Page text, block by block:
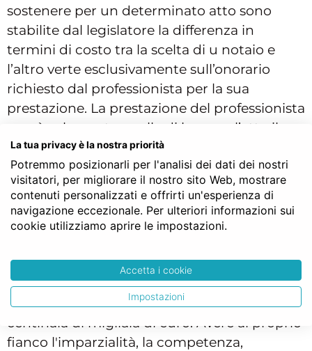
sostenere per un determinato atto sono
stabilite dal legislatore la differenza in
termini di costo tra la scelta di u notaio e
l’altro verte esclusivamente sull’onorario
richiesto dal professionista per la sua
prestazione. La prestazione del professionista
non è solamente quella di leggere l’atto il
giorno della stipula bensì molto più
complessa, delicata e ha inizio molto prima
rispetto al rogito. Nessuno sostiene che non
si debba badare a spese nel caso in cui vi sia
la necessità di ricorrere ai servizi di un notaio,
risparmiare alcune decine di euro. Gli atti per
i quali ci si rivolge al Notaio spesso trattano
argomenti delicati e spesso con valori di
centinaia di migliaia di euro. Avere al proprio
fianco l'imparzialità, la competenza,
La tua privacy è la nostra priorità
Potremmo posizionarli per l'analisi dei dati dei nostri
visitatori, per migliorare il nostro sito Web, mostrare
contenuti personalizzati e offrirti un'esperienza di
navigazione eccezionale. Per ulteriori informazioni sui
cookie utilizziamo aprire le impostazioni.
Accetta i cookie
Impostazioni